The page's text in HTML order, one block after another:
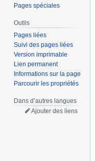
Pages spéciales
Outils
Pages liées
Suivi des pages liées
Version imprimable
Lien permanent
Informations sur la page
Parcourir les propriétés
Dans d’autres langues
Ajouter des liens